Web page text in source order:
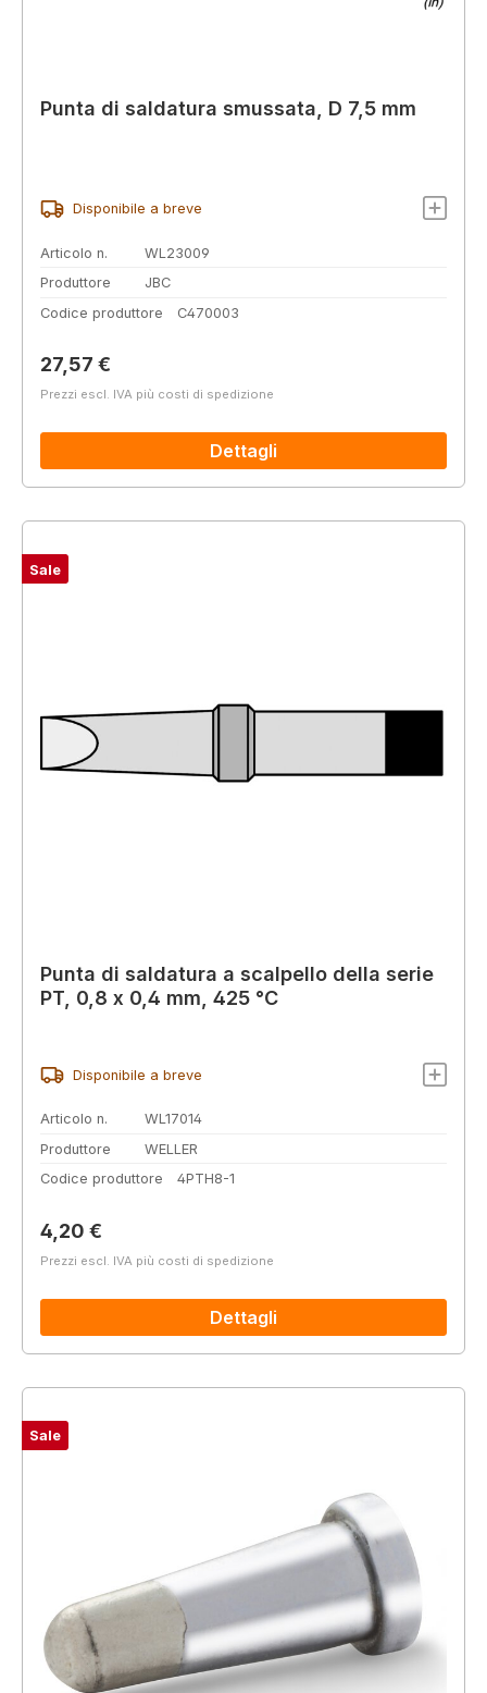
Punta di saldatura smussata, D 7,5 mm
Disponibile a breve
Articolo n.
WL23009
Produttore
JBC
Codice produttore
C470003
Prezzo normale:
27,57 €
Prezzi escl. IVA più costi di spedizione
Dettagli
Sale
Punta di saldatura a scalpello della serie
PT, 0,8 x 0,4 mm, 425 °C
Disponibile a breve
Articolo n.
WL17014
Produttore
WELLER
Codice produttore
4PTH8-1
Prezzo normale:
4,20 €
Prezzi escl. IVA più costi di spedizione
Dettagli
Sale